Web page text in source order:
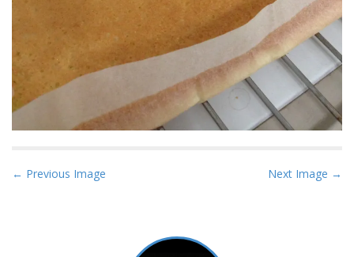
P
← Previous Image Next Image →